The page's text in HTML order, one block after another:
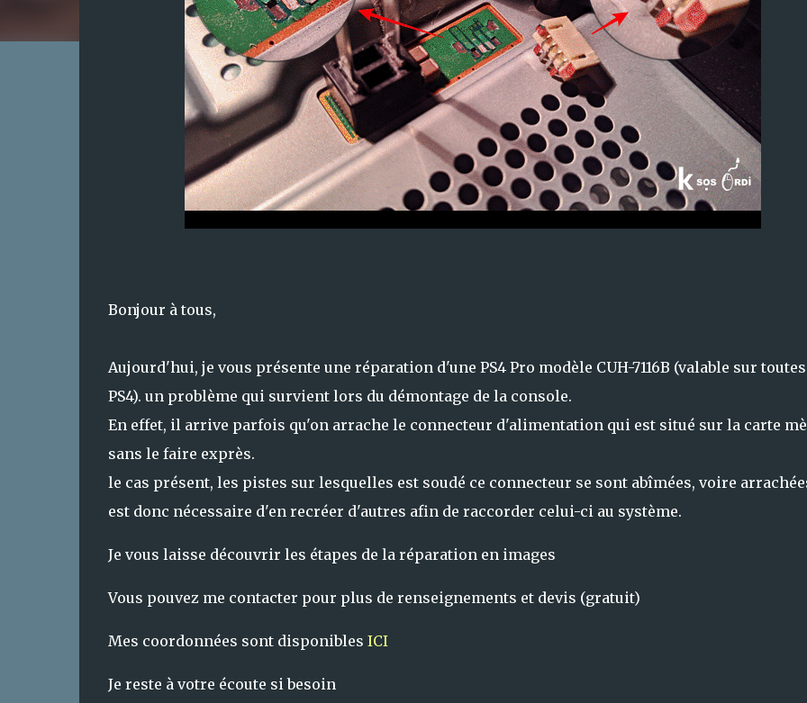
Bonjour à tous,
Aujourd'hui, je vous présente une réparation d'une PS4 Pro modèle CUH-7116B (valable sur toutes
PS4). un problème qui survient lors du démontage de la console.
En effet, il arrive parfois qu'on arrache le connecteur d'alimentation qui est situé sur la carte
sans le faire exprès.
le cas présent, les pistes sur lesquelles est soudé ce connecteur se sont abîmées, voire
est donc nécessaire d'en recréer d'autres afin de raccorder celui-ci au système.
Je vous laisse découvrir les étapes de la réparation en images
Vous pouvez me contacter pour plus de renseignements et devis (gratuit)
Mes coordonnées sont disponibles ICI
Je reste à votre écoute si besoin